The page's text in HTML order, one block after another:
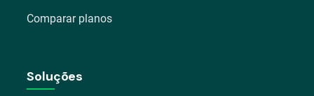
Comparar planos
Soluções